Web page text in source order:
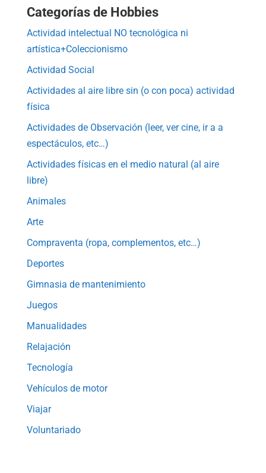
Categorías de Hobbies
Actividad intelectual NO tecnológica ni
artística+Coleccionismo
Actividad Social
Actividades al aire libre sin (o con poca) actividad
física
Actividades de Observación (leer, ver cine, ir a a
espectáculos, etc…)
Actividades físicas en el medio natural (al aire
libre)
Animales
Arte
Compraventa (ropa, complementos, etc…)
Deportes
Gimnasia de mantenimiento
Juegos
Manualidades
Relajación
Tecnología
Vehículos de motor
Viajar
Voluntariado